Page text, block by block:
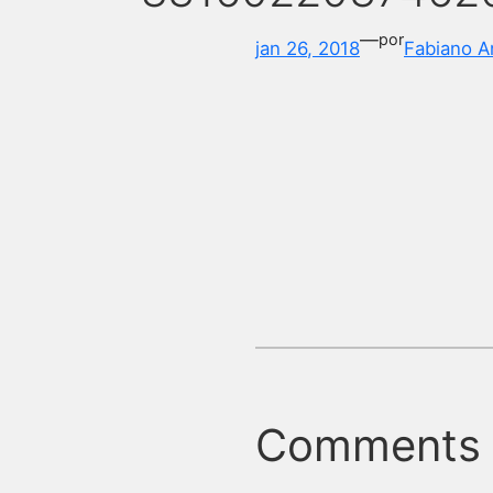
jan 26, 2018—porFabiano
Comments